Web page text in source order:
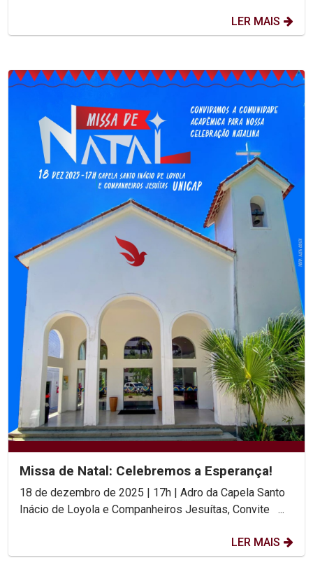
LER MAIS
Missa de Natal: Celebremos a Esperança!
18 de dezembro de 2025 | 17h | Adro da Capela Santo
Inácio de Loyola e Companheiros Jesuítas, Convite ...
LER MAIS